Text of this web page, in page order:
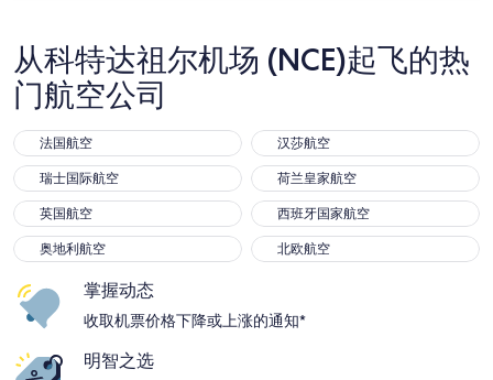
从科特达祖尔机场 (NCE)起飞的热
门航空公司
法国航空
汉莎航空
瑞士国际航空
荷兰皇家航空
英国航空
西班牙国家航空
奥地利航空
北欧航空
掌握动态
收取机票价格下降或上涨的通知*
明智之选